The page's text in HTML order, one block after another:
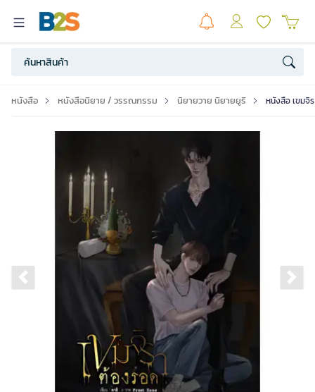
หนังสือ หนังสือนิยาย / วรรณกรรม นิยายวาย นิยายยูริ หนังสือ เขมจิ
Previous slide